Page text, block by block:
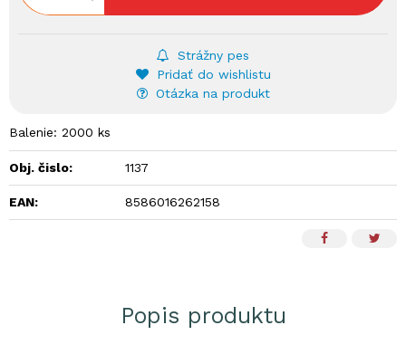
Strážny pes
Pridať do wishlistu
Otázka na produkt
Balenie: 2000 ks
Obj. čislo: 1137
EAN: 8586016262158
Popis produktu